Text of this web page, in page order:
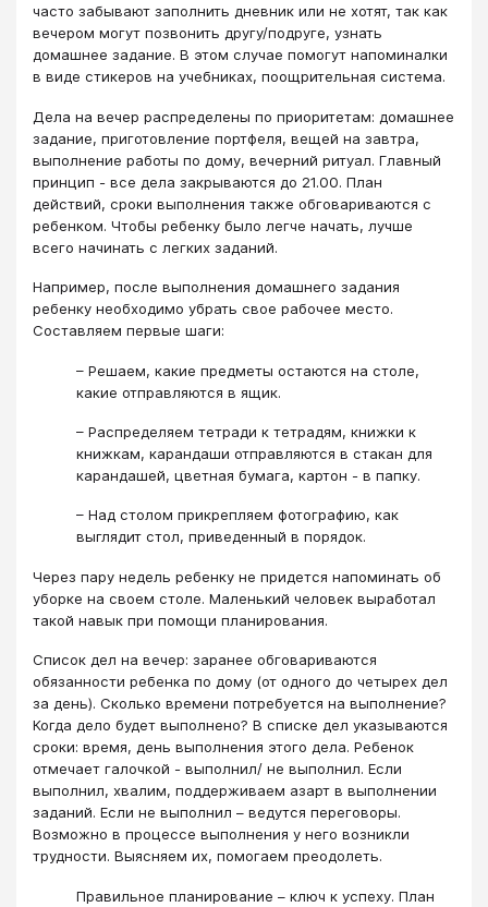
часто забывают заполнить дневник или не хотят, так как
вечером могут позвонить другу/подруге, узнать
домашнее задание. В этом случае помогут напоминалки
в виде стикеров на учебниках, поощрительная система.
Дела на вечер распределены по приоритетам: домашнее
задание, приготовление портфеля, вещей на завтра,
выполнение работы по дому, вечерний ритуал. Главный
принцип - все дела закрываются до 21.00. План
действий, сроки выполнения также обговариваются с
ребенком. Чтобы ребенку было легче начать, лучше
всего начинать с легких заданий.
Например, после выполнения домашнего задания
ребенку необходимо убрать свое рабочее место.
Составляем первые шаги:
– Решаем, какие предметы остаются на столе,
какие отправляются в ящик.
– Распределяем тетради к тетрадям, книжки к
книжкам, карандаши отправляются в стакан для
карандашей, цветная бумага, картон - в папку.
– Над столом прикрепляем фотографию, как
выглядит стол, приведенный в порядок.
Через пару недель ребенку не придется напоминать об
уборке на своем столе. Маленький человек выработал
такой навык при помощи планирования.
Список дел на вечер: заранее обговариваются
обязанности ребенка по дому (от одного до четырех дел
за день). Сколько времени потребуется на выполнение?
Когда дело будет выполнено? В списке дел указываются
сроки: время, день выполнения этого дела. Ребенок
отмечает галочкой - выполнил/ не выполнил. Если
выполнил, хвалим, поддерживаем азарт в выполнении
заданий. Если не выполнил – ведутся переговоры.
Возможно в процессе выполнения у него возникли
трудности. Выясняем их, помогаем преодолеть.
Правильное планирование – ключ к успеху. План